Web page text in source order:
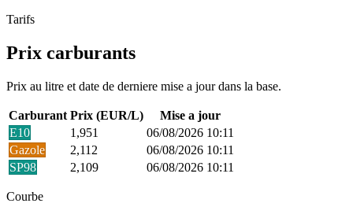
Tarifs
Prix carburants
Prix au litre et date de derniere mise a jour dans la base.
Carburant Prix (EUR/L)
Mise a jour
E10
1,951
06/08/2026 10:11
Gazole
2,112
06/08/2026 10:11
SP98
2,109 06/08/2026 10:11
Courbe